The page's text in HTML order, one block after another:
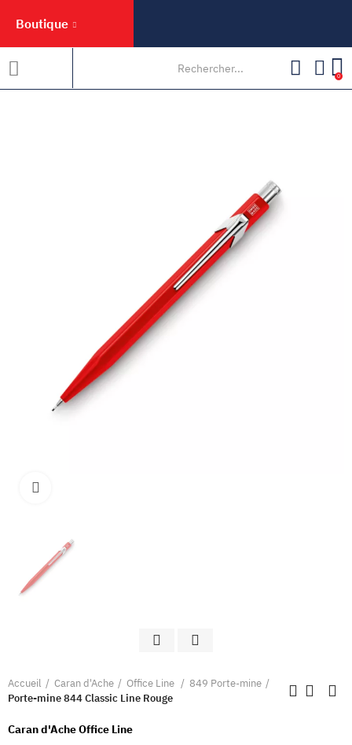
Boutique
0
Accueil Caran d'Ache Office Line
849 Porte-mine
Porte-mine 844 Classic Line Rouge
Caran d'Ache Office Line